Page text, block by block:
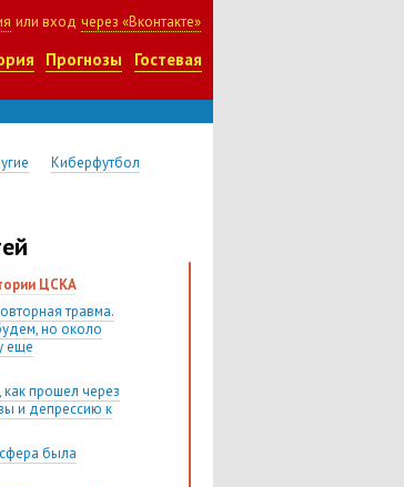
или вход через «Вконтакте»
Прогнозы Гостевая
Киберфутбол
ЦСКА
травма.
но около
еще
прошел через
и депрессию к
была